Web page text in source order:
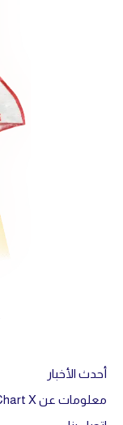
أحدث الأخبار
معلومات عن Smart Chart X